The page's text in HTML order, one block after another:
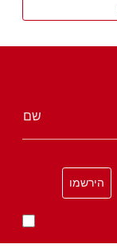
שם
הירשמו